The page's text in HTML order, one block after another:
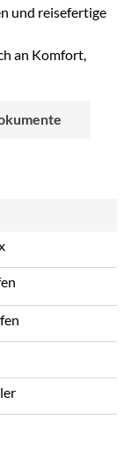
und reisefertige
an Komfort,